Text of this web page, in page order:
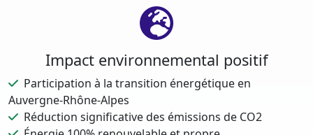
Impact environnemental positif
Participation à la transition énergétique en
Auvergne-Rhône-Alpes
Réduction significative des émissions de CO2